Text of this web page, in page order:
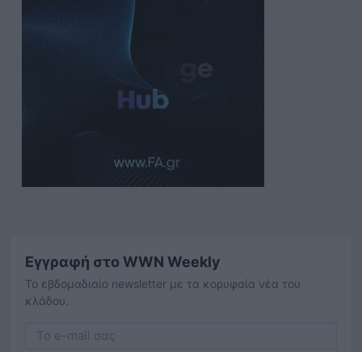
Εγγραφή στο WWN Weekly
Το εβδομαδιαίο newsletter με τα κορυφαία νέα του
κλάδου.